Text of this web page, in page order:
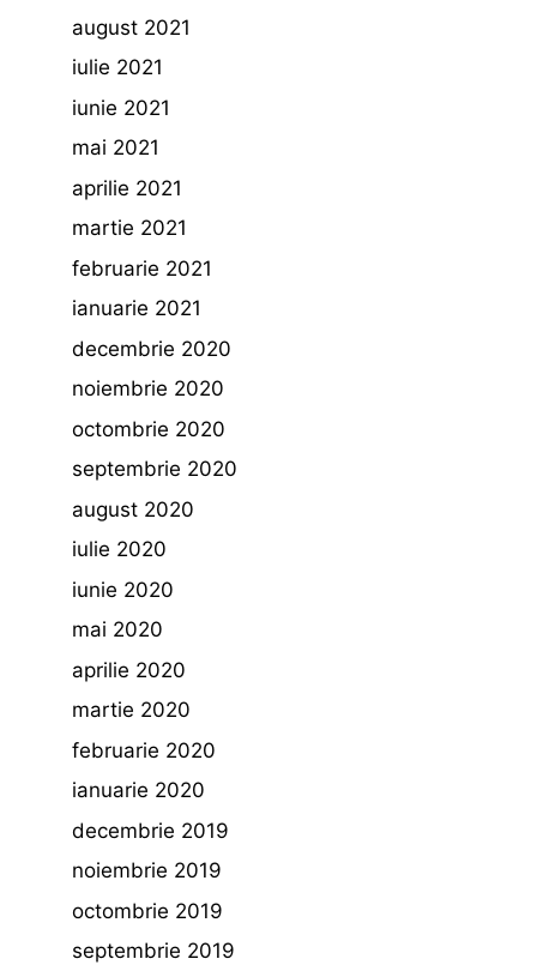
august 2021
iulie 2021
iunie 2021
mai 2021
aprilie 2021
martie 2021
februarie 2021
ianuarie 2021
decembrie 2020
noiembrie 2020
octombrie 2020
septembrie 2020
august 2020
iulie 2020
iunie 2020
mai 2020
aprilie 2020
martie 2020
februarie 2020
ianuarie 2020
decembrie 2019
noiembrie 2019
octombrie 2019
septembrie 2019